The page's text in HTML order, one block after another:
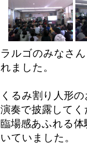
ラルゴのみなさ
れました。
くるみ割り人形
演奏で披露して
臨場感あふれる
いていました。